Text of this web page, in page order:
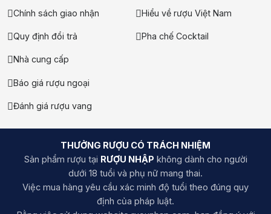
Chính sách giao nhận
Quy định đổi trả
Nhà cung cấp
Báo giá rượu ngoại
Đánh giá rượu vang
Hiểu về rượu Việt Nam
Pha chế Cocktail
THƯỞNG RƯỢU CÓ TRÁCH NHIỆM
Sản phẩm rượu tại RƯỢU NHẬP không dành cho người
dưới 18 tuổi và phụ nữ mang thai.
Việc mua hàng yêu cầu xác minh độ tuổi theo đúng quy
định của pháp luật.